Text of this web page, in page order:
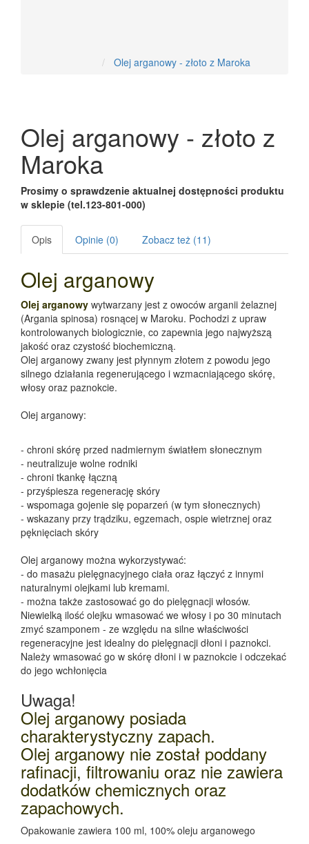
Olej arganowy - złoto z Maroka
Olej arganowy - złoto z
Maroka
Prosimy o sprawdzenie aktualnej dostępności produktu
w sklepie (tel.123-801-000)
Opis Opinie (0) Zobacz też (11)
Olej arganowy
Olej arganowy wytwarzany jest z owoców arganii żelaznej
(Argania spinosa) rosnącej w Maroku. Pochodzi z upraw
kontrolowanych biologicznie, co zapewnia jego najwyższą
jakość oraz czystość biochemiczną.
Olej arganowy zwany jest płynnym złotem z powodu jego
silnego działania regenerującego i wzmacniającego skórę,
włosy oraz paznokcie.
Olej arganowy:
- chroni skórę przed nadmiernym światłem słonecznym
- neutralizuje wolne rodniki
- chroni tkankę łączną
- przyśpiesza regenerację skóry
- wspomaga gojenie się poparzeń (w tym słonecznych)
- wskazany przy trądziku, egzemach, ospie wietrznej oraz
pęknięciach skóry
Olej arganowy można wykorzystywać:
- do masażu pielęgnacyjnego ciała oraz łączyć z innymi
naturalnymi olejkami lub kremami.
- można także zastosować go do pielęgnacji włosów.
Niewielką ilość olejku wmasować we włosy i po 30 minutach
zmyć szamponem - ze względu na silne właściwości
regeneracyjne jest idealny do pielęgnacji dłoni i paznokci.
Należy wmasować go w skórę dłoni i w paznokcie i odczekać
do jego wchłonięcia
Uwaga!
Olej arganowy posiada
charakterystyczny zapach.
Olej arganowy nie został poddany
rafinacji, filtrowaniu oraz nie zawiera
dodatków chemicznych oraz
zapachowych.
Opakowanie zawiera 100 ml, 100% oleju arganowego